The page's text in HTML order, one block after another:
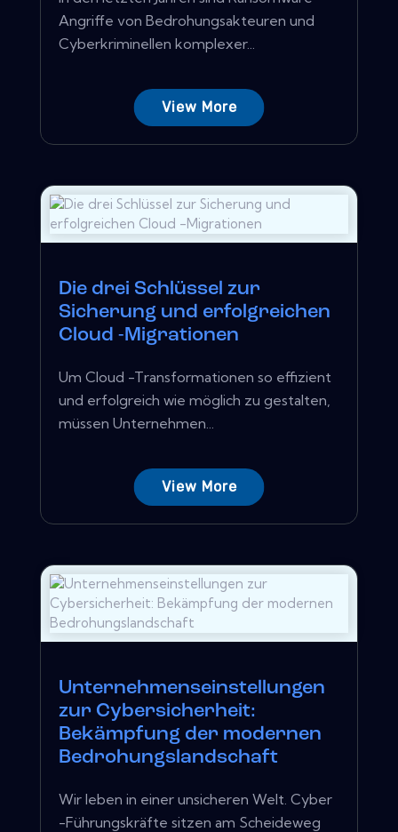
Angriffe von Bedrohungsakteuren und
Cyberkriminellen komplexer...
View More
Die drei Schlüssel zur
Sicherung und erfolgreichen
Cloud -Migrationen
Um Cloud -Transformationen so effizient
und erfolgreich wie möglich zu gestalten,
müssen Unternehmen...
View More
Unternehmenseinstellungen
zur Cybersicherheit:
Bekämpfung der modernen
Bedrohungslandschaft
Wir leben in einer unsicheren Welt. Cyber ​​
-Führungskräfte sitzen am Scheideweg